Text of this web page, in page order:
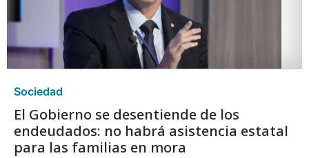
Sociedad
El Gobierno se desentiende de los
endeudados: no habrá asistencia estatal
para las familias en mora